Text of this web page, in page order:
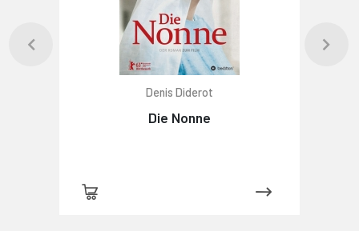
Denis Diderot
Die Nonne